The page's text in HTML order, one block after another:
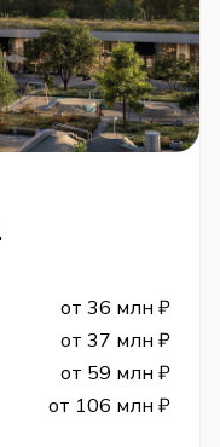
от 36 млн ₽
от 37 млн ₽
от 59 млн ₽
от 106 млн ₽